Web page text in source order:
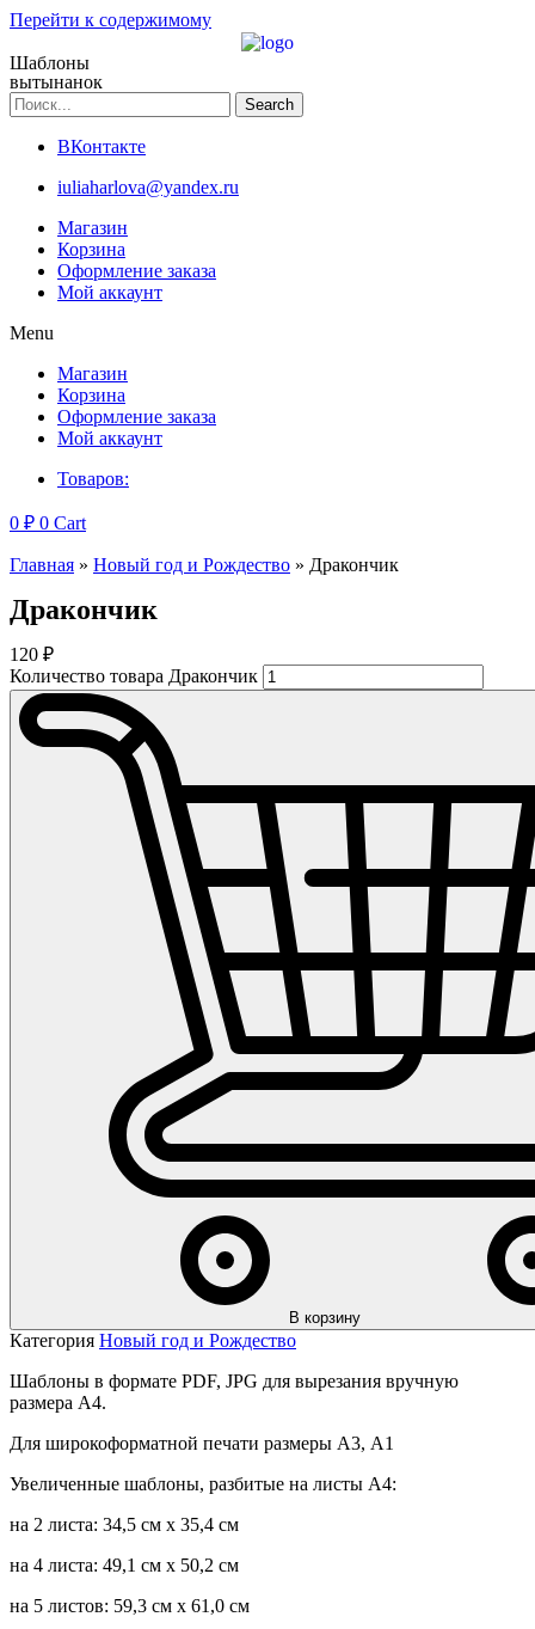
Перейти к содержимому
Шаблоны
вытынанок
Search
ВКонтакте
iuliaharlova@yandex.ru
Магазин
Корзина
Оформление заказа
Мой аккаунт
Menu
Магазин
Корзина
Оформление заказа
Мой аккаунт
Товаров:
0 ₽ 0 Cart
Главная » Новый год и Рождество » Дракончик
Дракончик
120 ₽
Количество товара Дракончик
В корзину
Категория Новый год и Рождество
Шаблоны в формате PDF, JPG для вырезания вручную
размера А4.
Для широкоформатной печати размеры А3, А1
Увеличенные шаблоны, разбитые на листы А4:
на 2 листа: 34,5 см х 35,4 см
на 4 листа: 49,1 см х 50,2 см
на 5 листов: 59,3 см х 61,0 см